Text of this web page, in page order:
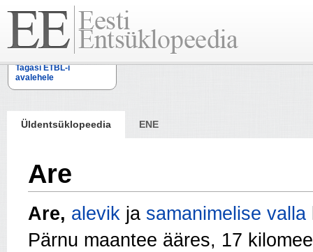
Tagasi ETBL-i
avalehele
Üldentsüklopeedia ENE
Are
Are, alevik ja samanimelise valla
Pärnu maantee ääres, 17